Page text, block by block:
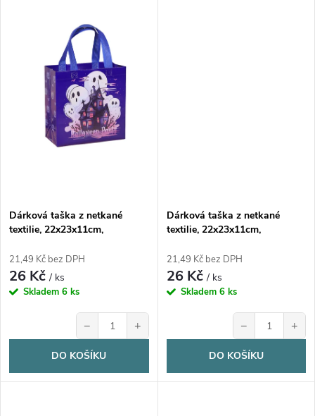
Dárková taška z netkané
textilie, 22x23x11cm,
21,49 Kč bez DPH
26 Kč/ ks
Skladem 6 ks
− +
DO KOŠÍKU
Dárková taška z netkané
textilie, 22x23x11cm,
21,49 Kč bez DPH
26 Kč/ ks
Skladem 6 ks
− +
DO KOŠÍKU